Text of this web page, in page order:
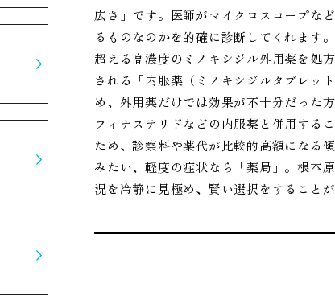
広さ」です。医師がマイクロスコープな
るものなのかを的確に診断してくれます
超える高濃度のミノキシジル外用薬を処
される「内服薬（ミノキシジルタブレッ
め、外用薬だけでは効果が不十分だった
フィナステリドなどの内服薬と併用する
ため、診察料や薬代が比較的高額になる
みたい、軽度の症状なら「薬局」。根本
況を冷静に見極め、賢い選択をすることが